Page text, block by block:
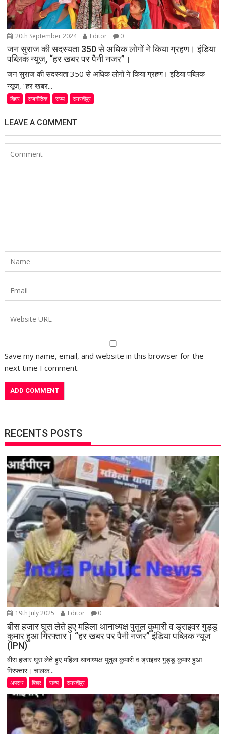
20th September 2024 Editor 0
जन सुराज की सदस्यता 350 से अधिक लोगों ने किया ग्रहण। इंडिया
पब्लिक न्यूज, “हर खबर पर पैनी नजर”।
जन सुराज की सदस्यता 350 से अधिक लोगों ने किया ग्रहण। इंडिया पब्लिक
न्यूज, “हर खबर...
बिहार राजनीतिक राज्य समस्तीपुर
LEAVE A COMMENT
Save my name, email, and website in this browser for the
next time I comment.
RECENTS POSTS
19th July 2025 Editor 0
बीस हजार घूस लेते हुए महिला थानाध्यक्ष पुतुल कुमारी व ड्राइवर गुड्डू
कुमार हुआ गिरफ्तार। “हर खबर पर पैनी नजर” इंडिया पब्लिक न्यूज
(IPN)
बीस हजार घूस लेते हुए महिला थानाध्यक्ष पुतुल कुमारी व ड्राइवर गुड्डू कुमार हुआ
गिरफ्तार। चालक...
अपराध बिहार राज्य समस्तीपुर